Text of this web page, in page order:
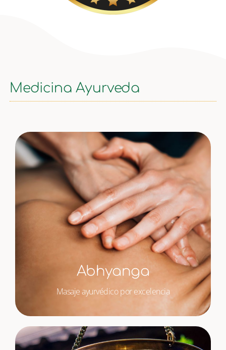
Medicina Ayurveda
Abhyanga
Masaje ayurvédico por excelencia